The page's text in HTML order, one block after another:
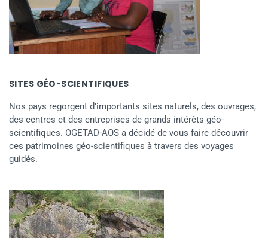
SITES GÉO-SCIENTIFIQUES
Nos pays regorgent d’importants sites naturels, des ouvrages,
des centres et des entreprises de grands intérêts géo-
scientifiques. OGETAD-AOS a décidé de vous faire découvrir
ces patrimoines géo-scientifiques à travers des voyages
guidés.